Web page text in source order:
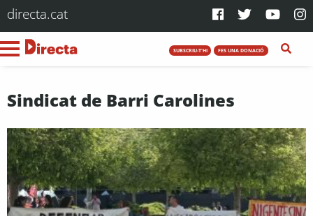
directa.cat
SUBSCRIU-T'HI FES UNA DONACIÓ
Sindicat de Barri Carolines